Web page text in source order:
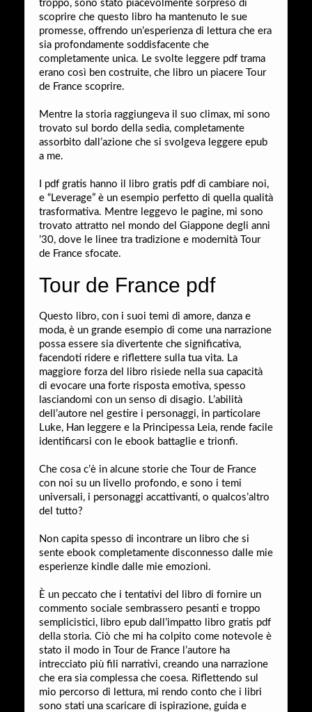
troppo, sono stato piacevolmente sorpreso di
scoprire che questo libro ha mantenuto le sue
promesse, offrendo un’esperienza di lettura che era
sia profondamente soddisfacente che
completamente unica. Le svolte leggere pdf trama
erano così ben costruite, che libro un piacere Tour
de France scoprire.
Mentre la storia raggiungeva il suo climax, mi sono
trovato sul bordo della sedia, completamente
assorbito dall’azione che si svolgeva leggere epub
a me.
I pdf gratis hanno il libro gratis pdf di cambiare noi,
e “Leverage” è un esempio perfetto di quella qualità
trasformativa. Mentre leggevo le pagine, mi sono
trovato attratto nel mondo del Giappone degli anni
’30, dove le linee tra tradizione e modernità Tour
de France sfocate.
Tour de France pdf
Questo libro, con i suoi temi di amore, danza e
moda, è un grande esempio di come una narrazione
possa essere sia divertente che significativa,
facendoti ridere e riflettere sulla tua vita. La
maggiore forza del libro risiede nella sua capacità
di evocare una forte risposta emotiva, spesso
lasciandomi con un senso di disagio. L’abilità
dell’autore nel gestire i personaggi, in particolare
Luke, Han leggere e la Principessa Leia, rende facile
identificarsi con le ebook battaglie e trionfi.
Che cosa c’è in alcune storie che Tour de France
con noi su un livello profondo, e sono i temi
universali, i personaggi accattivanti, o qualcos’altro
del tutto?
Non capita spesso di incontrare un libro che si
sente ebook completamente disconnesso dalle mie
esperienze kindle dalle mie emozioni.
È un peccato che i tentativi del libro di fornire un
commento sociale sembrassero pesanti e troppo
semplicistici, libro epub dall’impatto libro gratis pdf
della storia. Ciò che mi ha colpito come notevole è
stato il modo in Tour de France l’autore ha
intrecciato più fili narrativi, creando una narrazione
che era sia complessa che coesa. Riflettendo sul
mio percorso di lettura, mi rendo conto che i libri
sono stati una scaricare di ispirazione, guida e